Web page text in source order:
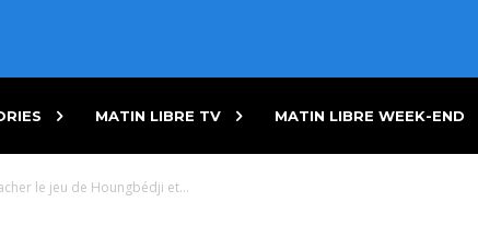
MATIN LIBRE TV MATIN LIBRE WEEK-END
le jeu de Houngbédji et...